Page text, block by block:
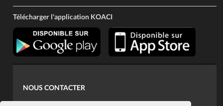
Télécharger l'application KOACI
NOUS CONTACTER